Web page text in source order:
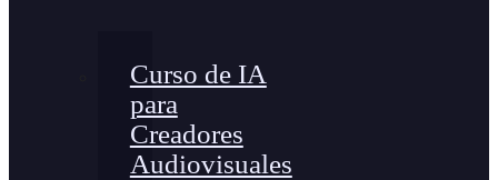
Curso de IA
para
Creadores
Audiovisuales